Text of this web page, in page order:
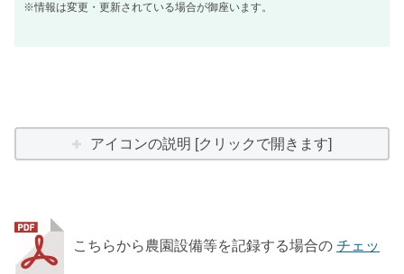
※情報は変更・更新されている場合が御座います。
アイコンの説明 [クリックで開きます]
こちらから農園設備等を記録する場合の チェッ